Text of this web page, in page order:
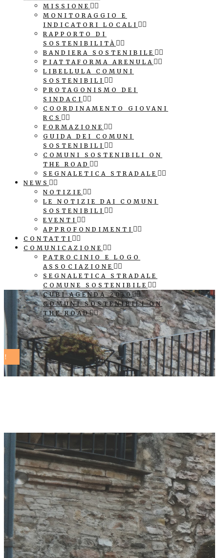
MISSIONE
MONITORAGGIO E
INDICATORI LOCALI
RAPPORTO DI
SOSTENIBILITÀ
BANDIERA SOSTENIBILE
PIATTAFORMA ARENULA
LIBELLULA COMUNI
SOSTENIBILI
PROTAGONISMO DEI
SINDACI
COORDINAMENTO GIOVANI
RCS
FORMAZIONE
GUIDA DEI COMUNI
SOSTENIBILI
COMUNI SOSTENIBILI ON
THE ROAD
SEGNALETICA STRADALE
NEWS
NOTIZIE
LE NOTIZIE DAI COMUNI
SOSTENIBILI
EVENTI
APPROFONDIMENTI
CONTATTI
COMUNICAZIONE
PATROCINIO E LOGO
ASSOCIAZIONE
SEGNALETICA STRADALE
COMUNE SOSTENIBILE
CUBI AGENDA 2030
COMUNI SOSTENIBILI ON
THE ROAD